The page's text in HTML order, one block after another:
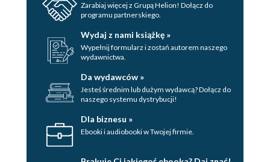
Zarabiaj więcej z Grupą Helion! Dołącz do
programu partnerskiego.
Wydaj z nami książkę »
Wypełnij formularz i zostań autorem naszego
wydawnictwa.
Da wydawców »
Jesteś średnim lub dużym wydawcą? Dołącz do
naszego systemu dystrybucji!
Dla biznesu »
Ebooki i audiobooki w Twojej firmie.